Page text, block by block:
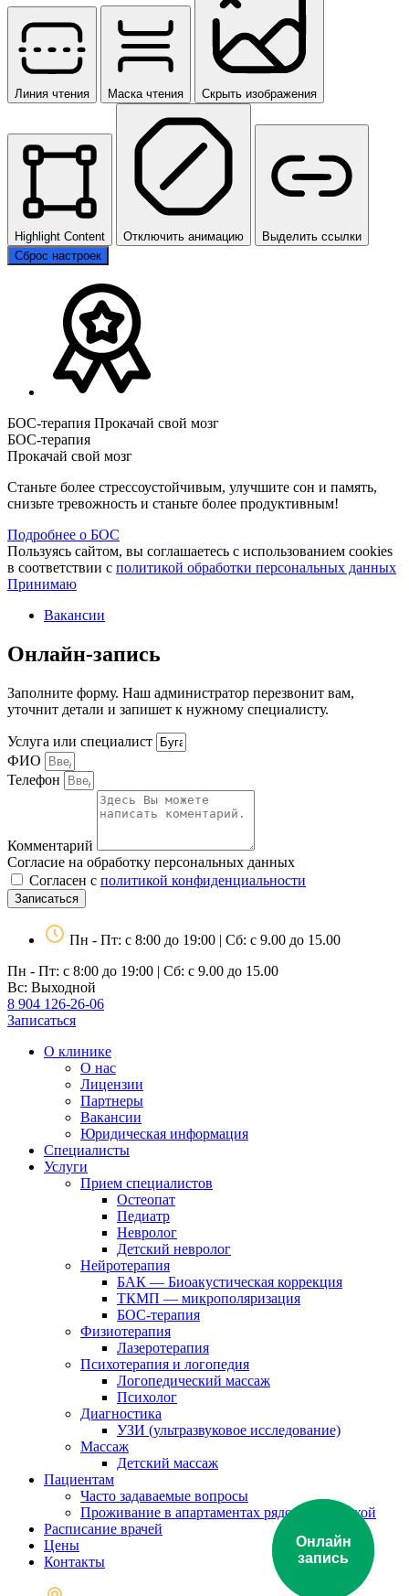
Онлайн
запись
Линия чтения Маска чтения Скрыть изображения
Highlight Content Отключить анимацию
Выделить ссылки
Сброс настроек
БОС-терапия Прокачай свой мозг
БОС-терапия
Прокачай свой мозг
Станьте более стрессоустойчивым, улучшите сон и память,
снизьте тревожность и станьте более продуктивным!
Подробнее о БОС
Пользуясь сайтом, вы соглашаетесь с использованием cookies
в соответствии с политикой обработки персональных данных
Принимаю
Вакансии
Онлайн-запись
Заполните форму. Наш администратор перезвонит вам,
уточнит детали и запишет к нужному специалисту.
Услуга или специалист
ФИО
Телефон
Комментарий
Согласие на обработку персональных данных
Согласен с политикой конфиденциальности
Записаться
Пн - Пт: с 8:00 до 19:00 | Сб: с 9.00 до 15.00
Пн - Пт: с 8:00 до 19:00 | Сб: с 9.00 до 15.00
Вс: Выходной
8 904 126-26-06
Записаться
О клинике
О нас
Лицензии
Партнеры
Вакансии
Юридическая информация
Специалисты
Услуги
Прием специалистов
Остеопат
Педиатр
Невролог
Детский невролог
Нейротерапия
БАК — Биоакустическая коррекция
ТКМП — микрополяризация
БОС-терапия
Физиотерапия
Лазеротерапия
Психотерапия и логопедия
Логопедический массаж
Психолог
Диагностика
УЗИ (ультразвуковое исследование)
Массаж
Детский массаж
Пациентам
Часто задаваемые вопросы
Проживание в апартаментах рядом с клиникой
Расписание врачей
Цены
Контакты